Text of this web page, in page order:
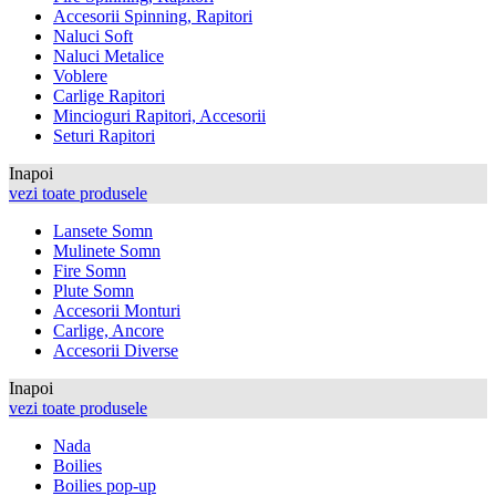
Accesorii Spinning, Rapitori
Naluci Soft
Naluci Metalice
Voblere
Carlige Rapitori
Mincioguri Rapitori, Accesorii
Seturi Rapitori
Inapoi
vezi toate produsele
Lansete Somn
Mulinete Somn
Fire Somn
Plute Somn
Accesorii Monturi
Carlige, Ancore
Accesorii Diverse
Inapoi
vezi toate produsele
Nada
Boilies
Boilies pop-up